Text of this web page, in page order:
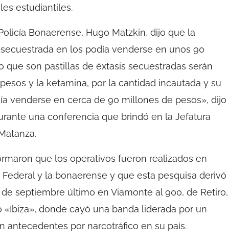
estudiantiles.
Bonaerense, Hugo Matzkin, dijo que la
en los podía venderse en unos 90
que son pastillas de éxtasis secuestradas serán
y la ketamina, por la cantidad incautada y su
venderse en cerca de 90 millones de pesos», dijo
una conferencia que brindó en la Jefatura
que los operativos fueron realizados en
y la bonaerense y que esta pesquisa derivó
septiembre último en Viamonte al 900, de Retiro,
donde cayó una banda liderada por un
antecedentes por narcotráfico en su país.